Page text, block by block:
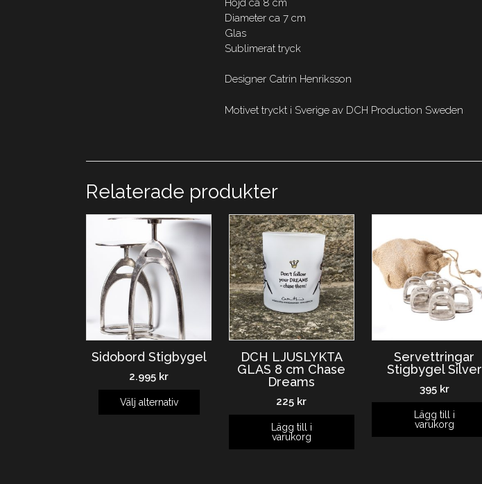
Höjd ca 8 cm
Diameter ca 7 cm
Glas
Sublimerat tryck
Designer Catrin Henriksson
Motivet tryckt i Sverige av DCH Production Sweden
Relaterade produkter
Sidobord Stigbygel
2.995 kr
Välj alternativ
DCH LJUSLYKTA
GLAS 8 cm Chase
Dreams
225 kr
Lägg till i
varukorg
Servettringar
Stigbygel Silver
395 kr
Lägg till i
varukorg